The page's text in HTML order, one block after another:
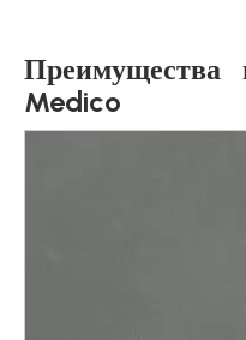
Преимущества
Medico